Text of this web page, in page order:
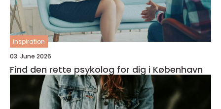
inspiration
03. June 2026
Find den rette psykolog for dig i København